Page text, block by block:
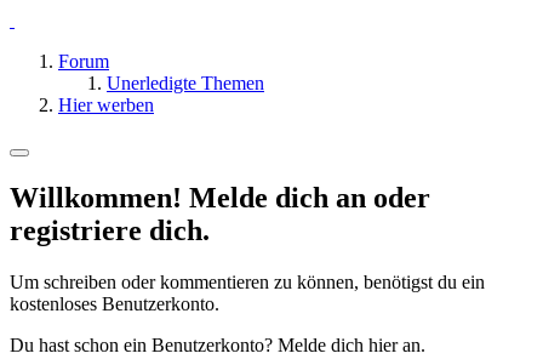
Forum
Unerledigte Themen
Hier werben
Willkommen! Melde dich an oder
registriere dich.
Um schreiben oder kommentieren zu können, benötigst du ein
kostenloses Benutzerkonto.
Du hast schon ein Benutzerkonto? Melde dich hier an.